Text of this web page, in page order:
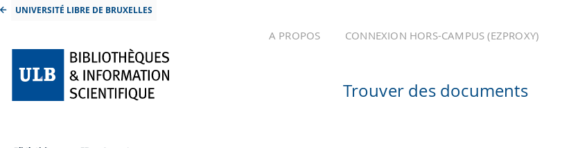
UNIVERSITÉ LIBRE DE BRUXELLES
A PROPOS CONNEXION HORS-CAMPUS (EZPROXY)
Trouver des documents